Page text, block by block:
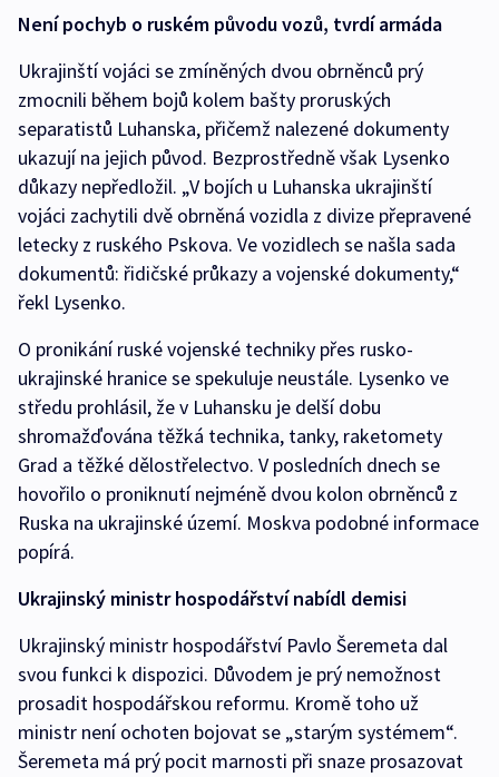
Není pochyb o ruském původu vozů, tvrdí armáda
Ukrajinští vojáci se zmíněných dvou obrněnců prý
zmocnili během bojů kolem bašty proruských
separatistů Luhanska, přičemž nalezené dokumenty
ukazují na jejich původ. Bezprostředně však Lysenko
důkazy nepředložil. „V bojích u Luhanska ukrajinští
vojáci zachytili dvě obrněná vozidla z divize přepravené
letecky z ruského Pskova. Ve vozidlech se našla sada
dokumentů: řidičské průkazy a vojenské dokumenty,“
řekl Lysenko.
O pronikání ruské vojenské techniky přes rusko-
ukrajinské hranice se spekuluje neustále. Lysenko ve
středu prohlásil, že v Luhansku je delší dobu
shromažďována těžká technika, tanky, raketomety
Grad a těžké dělostřelectvo. V posledních dnech se
hovořilo o proniknutí nejméně dvou kolon obrněnců z
Ruska na ukrajinské území. Moskva podobné informace
popírá.
Ukrajinský ministr hospodářství nabídl demisi
Ukrajinský ministr hospodářství Pavlo Šeremeta dal
svou funkci k dispozici. Důvodem je prý nemožnost
prosadit hospodářskou reformu. Kromě toho už
ministr není ochoten bojovat se „starým systémem“.
Šeremeta má prý pocit marnosti při snaze prosazovat